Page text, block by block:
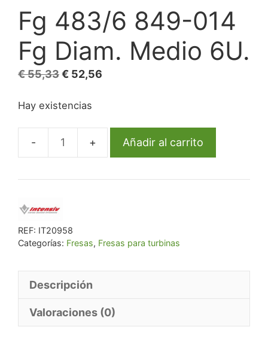
Fg 483/6 849-014
Fg Diam. Medio 6U.
€55,33El
original
€ 55,33.
€ 52,56
€ 52,56.
Hay existencias
849-
Medio
Añadir al carrito
REF: IT20958
Categorías: Fresas, Fresas para turbinas
Descripción
Valoraciones (0)